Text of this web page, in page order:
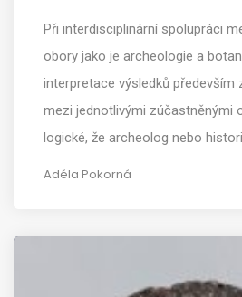
Při interdisciplinární spolupráci
obory jako je archeologie a
interpretace výsledků především
mezi jednotlivými zúčastněnými
logické, že archeolog nebo
Adéla Pokorná